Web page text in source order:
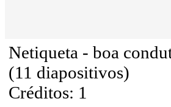
Netiqueta - boa
(11 diapositivos)
Créditos: 1